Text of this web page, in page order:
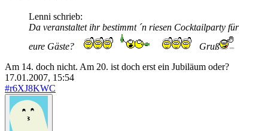
Lenni schrieb:
Da veranstaltet ihr bestimmt ´n riesen Cocktailparty für
eure Gäste?
Gruß
Am 14. doch nicht. Am 20. ist doch erst ein Jubiläum oder?
17.01.2007, 15:54
#r6XJ8KWC